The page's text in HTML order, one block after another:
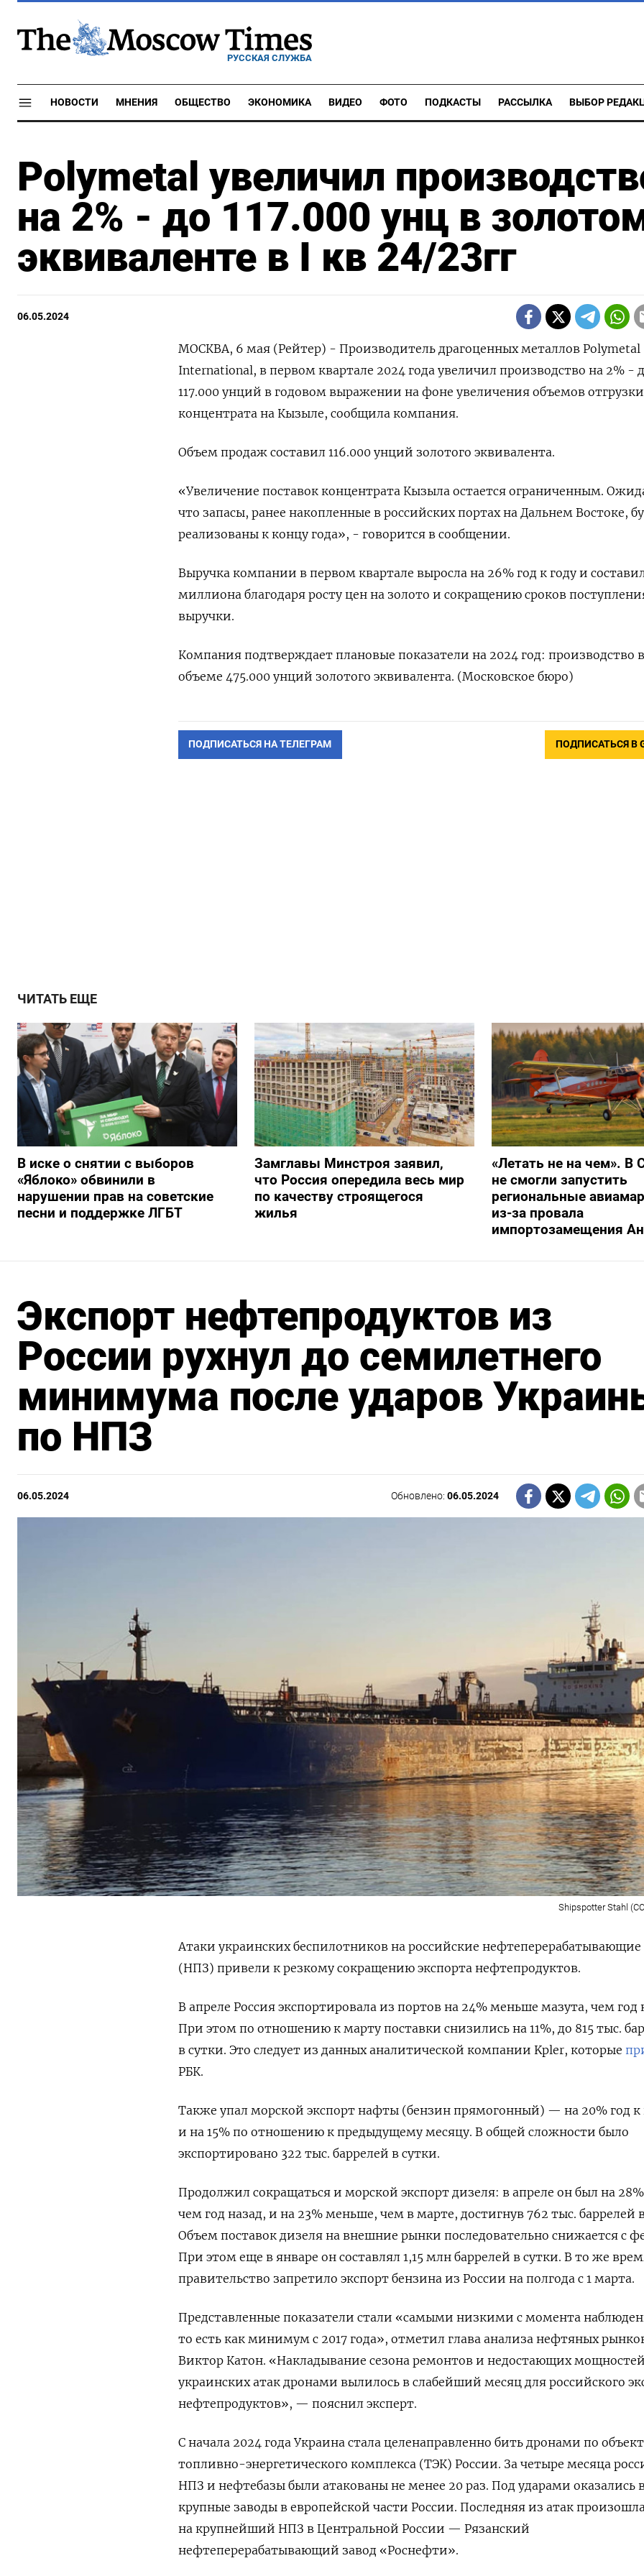
РУССКАЯ СЛУЖБА
НОВОСТИ МНЕНИЯ ОБЩЕСТВО ЭКОНОМИКА ВИДЕО ФОТО ПОДКАСТЫ РАССЫЛКА ВЫБОР
Polymetal увеличил
на 2% - до 117.000 унц в
эквиваленте в I кв 24/23гг
06.05.2024
МОСКВА, 6 мая (Рейтер) - Производитель драгоценных металлов Polymetal
International, в первом квартале 2024 года увеличил производство на 2% -
117.000 унций в годовом выражении на фоне увеличения объемов отгрузки
концентрата на Кызыле, сообщила компания.
Объем продаж составил 116.000 унций золотого эквивалента.
«Увеличение поставок концентрата Кызыла остается ограниченным.
что запасы, ранее накопленные в российских портах на Дальнем Востоке,
реализованы к концу года», - говорится в сообщении.
Выручка компании в первом квартале выросла на 26% год к году и
миллиона благодаря росту цен на золото и сокращению сроков
выручки.
Компания подтверждает плановые показатели на 2024 год: производство в
объеме 475.000 унций золотого эквивалента. (Московское бюро)
ПОДПИСАТЬСЯ НА ТЕЛЕГРАМ ПОДПИСАТЬСЯ В
ЧИТАТЬ ЕЩЕ
В иске о снятии с выборов
«Яблоко» обвинили в
нарушении прав на советские
песни и поддержке ЛГБТ
Замглавы Минстроя заявил,
что Россия опередила весь мир
по качеству строящегося
жилья
«Летать не на чем». В
не смогли запустить
региональные
из-за провала
импортозамещения
Экспорт нефтепродуктов из
России рухнул до семилетнего
минимума после ударов
по НПЗ
06.05.2024 Обновлено:06.05.2024
Shipspotter Stahl
Атаки украинских беспилотников на российские нефтеперерабатывающие
(НПЗ) привели к резкому сокращению экспорта нефтепродуктов.
В апреле Россия экспортировала из портов на 24% меньше мазута, чем год
При этом по отношению к марту поставки снизились на 11%, до 815 тыс.
в сутки. Это следует из данных аналитической компании Kpler, которые
РБК.
Также упал морской экспорт нафты (бензин прямогонный) — на 20% год к
и на 15% по отношению к предыдущему месяцу. В общей сложности было
экспортировано 322 тыс. баррелей в сутки.
Продолжил сокращаться и морской экспорт дизеля: в апреле он был на
чем год назад, и на 23% меньше, чем в марте, достигнув 762 тыс. баррелей
Объем поставок дизеля на внешние рынки последовательно снижается с
При этом еще в январе он составлял 1,15 млн баррелей в сутки. В то же
правительство запретило экспорт бензина из России на полгода с 1 марта.
Представленные показатели стали «самыми низкими с момента
то есть как минимум с 2017 года», отметил глава анализа нефтяных
Виктор Катон. «Накладывание сезона ремонтов и недостающих
украинских атак дронами вылилось в слабейший месяц для российского
нефтепродуктов», — пояснил эксперт.
С начала 2024 года Украина стала целенаправленно бить дронами по
топливно-энергетического комплекса (ТЭК) России. За четыре месяца
НПЗ и нефтебазы были атакованы не менее 20 раз. Под ударами оказались
крупные заводы в европейской части России. Последняя из атак
на крупнейший НПЗ в Центральной России — Рязанский
нефтеперерабатывающий завод «Роснефти».